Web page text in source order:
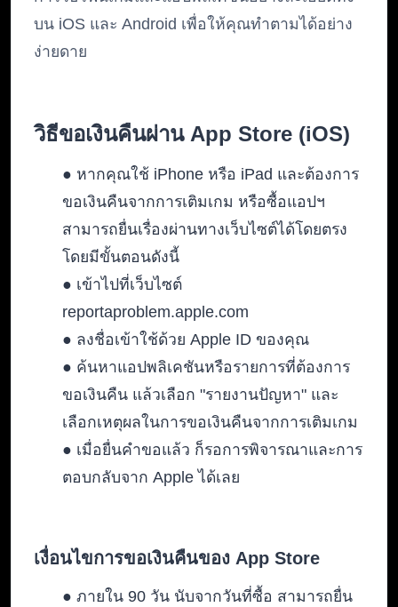
บน iOS และ Android เพื่อให้คุณทำตามได้อย่าง
ง่ายดาย
วิธีขอเงินคืนผ่าน App Store (iOS)
● หากคุณใช้ iPhone หรือ iPad และต้องการ
ขอเงินคืนจากการเติมเกม หรือซื้อแอปฯ
สามารถยื่นเรื่องผ่านทางเว็บไซต์ได้โดยตรง
โดยมีขั้นตอนดังนี้
● เข้าไปที่เว็บไซต์
reportaproblem.apple.com
● ลงชื่อเข้าใช้ด้วย Apple ID ของคุณ
● ค้นหาแอปพลิเคชันหรือรายการที่ต้องการ
ขอเงินคืน แล้วเลือก "รายงานปัญหา" และ
เลือกเหตุผลในการขอเงินคืนจากการเติมเกม
● เมื่อยื่นคำขอแล้ว ก็รอการพิจารณาและการ
ตอบกลับจาก Apple ได้เลย
เงื่อนไขการขอเงินคืนของ App Store
● ภายใน 90 วัน นับจากวันที่ซื้อ สามารถยื่น